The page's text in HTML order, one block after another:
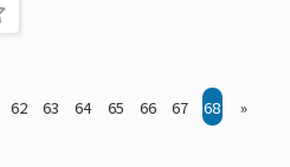
62 63 64 65 66 67 68 »